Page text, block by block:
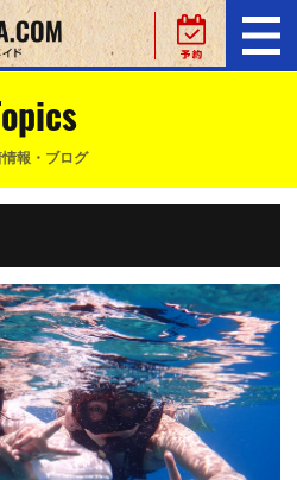
報・ブログ